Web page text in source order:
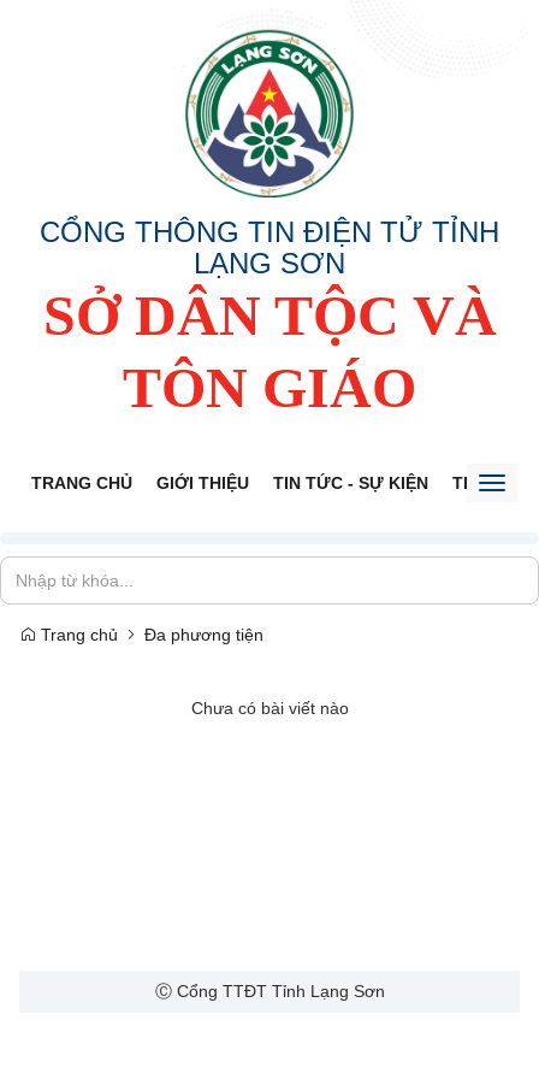
CỔNG THÔNG TIN ĐIỆN TỬ TỈNH
LẠNG SƠN
SỞ DÂN TỘC VÀ
TÔN GIÁO
TRANG CHỦ GIỚI THIỆU TIN TỨC - SỰ KIỆN THÔNG
Trang chủ Đa phương tiện
Chưa có bài viết nào
Ⓒ Cổng TTĐT Tỉnh Lạng Sơn